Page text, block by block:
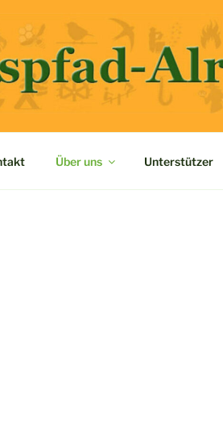
Über uns Unterstützer